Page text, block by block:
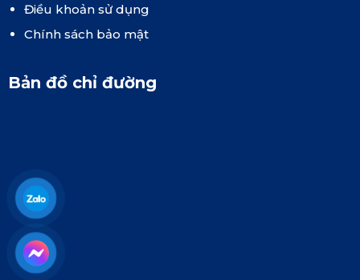
Điều khoản sử dụng
Chính sách bảo mật
Bản đồ chỉ đường